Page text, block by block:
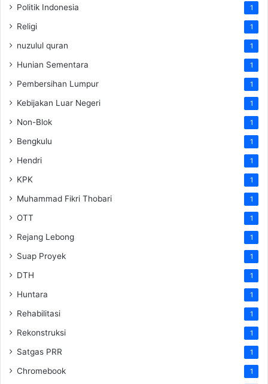
Politik Indonesia 1
Religi 1
nuzulul quran 1
Hunian Sementara 1
Pembersihan Lumpur 1
Kebijakan Luar Negeri 1
Non-Blok 1
Bengkulu 1
Hendri 1
KPK 1
Muhammad Fikri Thobari 1
OTT 1
Rejang Lebong 1
Suap Proyek 1
DTH 1
Huntara 1
Rehabilitasi 1
Rekonstruksi 1
Satgas PRR 1
Chromebook 1